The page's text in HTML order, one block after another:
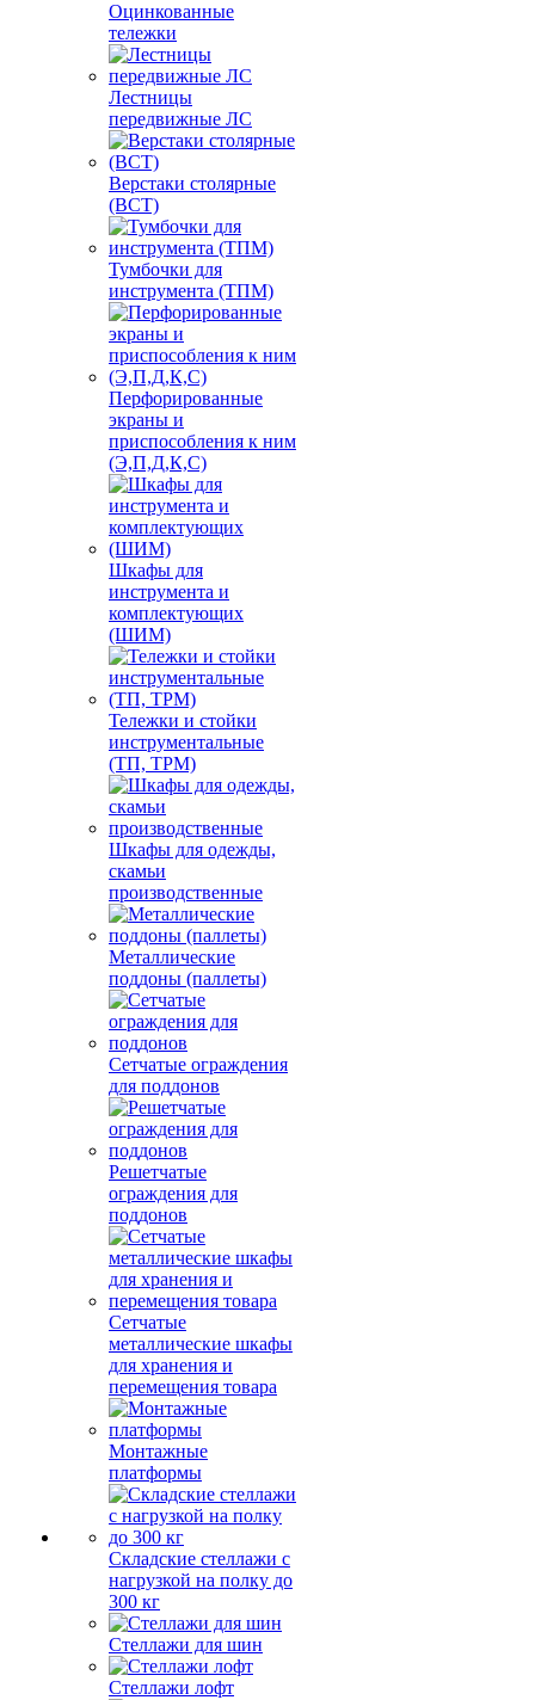
Оцинкованные
тележки
Лестницы
передвижные ЛС
Верстаки столярные
(ВСТ)
Тумбочки для
инструмента (ТПМ)
Перфорированные
экраны и
приспособления к ним
(Э,П,Д,К,С)
Шкафы для
инструмента и
комплектующих
(ШИМ)
Тележки и стойки
инструментальные
(ТП, ТРМ)
Шкафы для одежды,
скамьи
производственные
Металлические
поддоны (паллеты)
Сетчатые ограждения
для поддонов
Решетчатые
ограждения для
поддонов
Сетчатые
металлические шкафы
для хранения и
перемещения товара
Монтажные
платформы
Складские стеллажи с
нагрузкой на полку до
300 кг
Стеллажи для шин
Стеллажи лофт